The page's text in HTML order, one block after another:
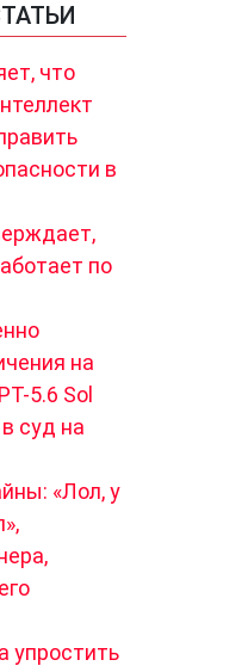
что
в
по
на
5.6 Sol
суд на
«Лол, у
упростить